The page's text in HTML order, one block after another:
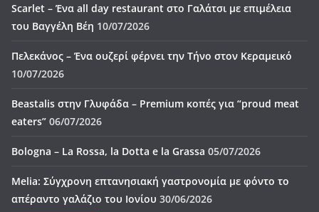
Scarlet – Ένα all day restaurant στο Γαλάτσι με επιμέλεια
του Βαγγέλη Βέη 10/07/2026
Πελεκάνος – Ένα ουζερί φέρνει την Τήνο στον Κεραμεικό
10/07/2026
Beastalis στην Γλυφάδα – Premium κοπές για “proud meat
eaters” 06/07/2026
Bologna – La Rossa, la Dotta e la Grassa 05/07/2026
Melia: Σύγχρονη επτανησιακή γαστρονομία με φόντο το
απέραντο γαλάζιο του Ιονίου 30/06/2026